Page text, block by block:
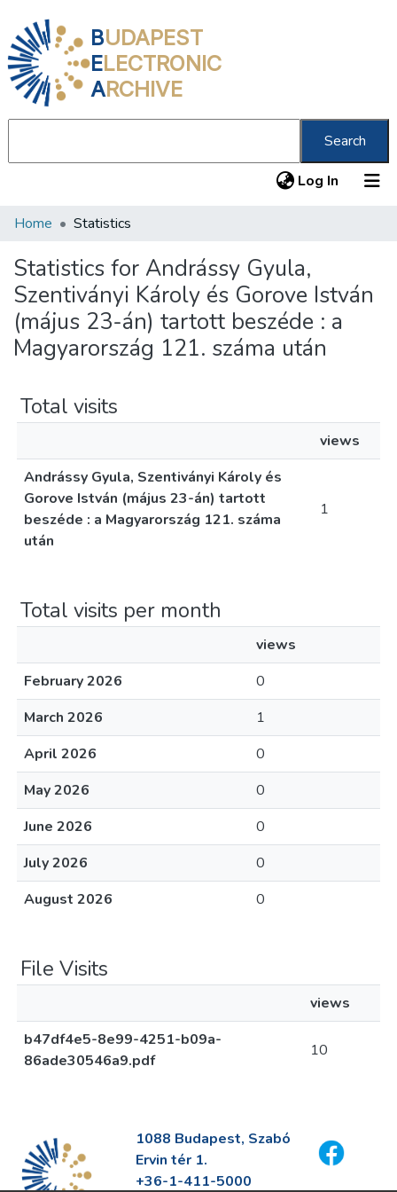
BUDAPEST
ELECTRONIC
ARCHIVE
Search
Log In (current)
Communities & Collections
All of DSpace
About us
Home Statistics
Statistics for Andrássy Gyula,
Szentiványi Károly és Gorove István
(május 23-án) tartott beszéde : a
Magyarország 121. száma után
Total visits
views
Andrássy Gyula, Szentiványi Károly és
Gorove István (május 23-án) tartott
beszéde : a Magyarország 121. száma
után
1
Total visits per month
views
February 2026
0
March 2026
1
April 2026
0
May 2026
0
June 2026
0
July 2026
0
August 2026
0
File Visits
views
b47df4e5-8e99-4251-b09a-
86ade30546a9.pdf
10
1088 Budapest, Szabó
Ervin tér 1.
+36-1-411-5000